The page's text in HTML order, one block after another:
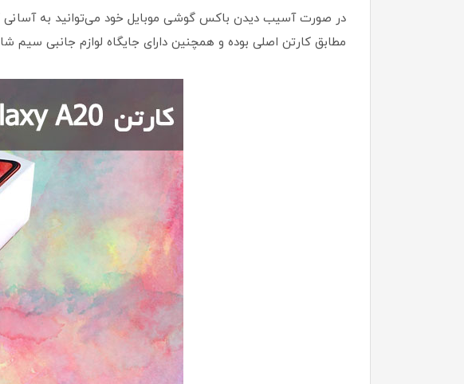
در صورت آسیب دیدن باکس گوشی موبایل خود می‌توانید به آسانی
مطابق کارتن اصلی بوده و همچنین دارای جایگاه لوازم جانبی سیم